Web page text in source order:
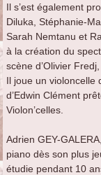
Il s’est également
Diluka, Stéphanie-
Sarah Nemtanu et
à la création du
scène d’Olivier
Il joue un violoncelle
d’Edwin Clément
Violon’celles.
Adrien GEY-GALERA
piano dès son plus
étudie pendant 10